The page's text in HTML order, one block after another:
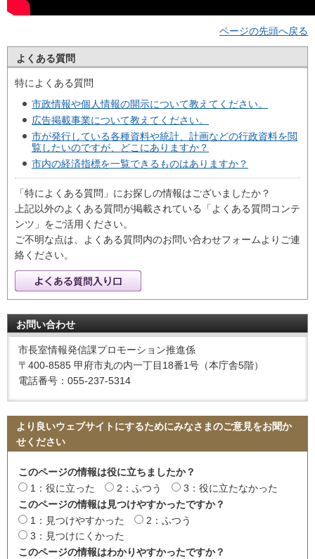
ページの先頭へ戻る
よくある質問
特によくある質問
市政情報や個人情報の開示について教えてください。
広告掲載事業について教えてください。
市が発行している各種資料や統計、計画などの行政資料を閲
覧したいのですが、どこにありますか？
市内の経済指標を一覧できるものはありますか？
「特によくある質問」にお探しの情報はございましたか？
上記以外のよくある質問が掲載されている「よくある質問コンテ
ンツ」をご活用ください。
ご不明な点は、よくある質問内のお問い合わせフォームよりご連
絡ください。
お問い合わせ
市長室情報発信課プロモーション推進係
〒400-8585 甲府市丸の内一丁目18番1号（本庁舎5階）
電話番号：055-237-5314
より良いウェブサイトにするためにみなさまのご意見をお聞か
せください
このページの情報は役に立ちましたか？
1：役に立った
2：ふつう
3：役に立たなかった
このページの情報は見つけやすかったですか？
1：見つけやすかった
2：ふつう
3：見つけにくかった
このページの情報はわかりやすかったですか？